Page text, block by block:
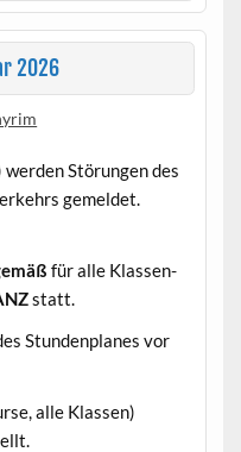
2026
Störungen des
gemeldet.
für alle Klassen-
statt.
Stundenplanes vor
alle Klassen)